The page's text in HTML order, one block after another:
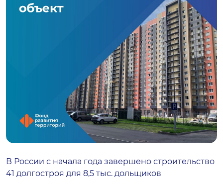
В России с начала года завершено строительство
41 долгостроя для 8,5 тыс. дольщиков